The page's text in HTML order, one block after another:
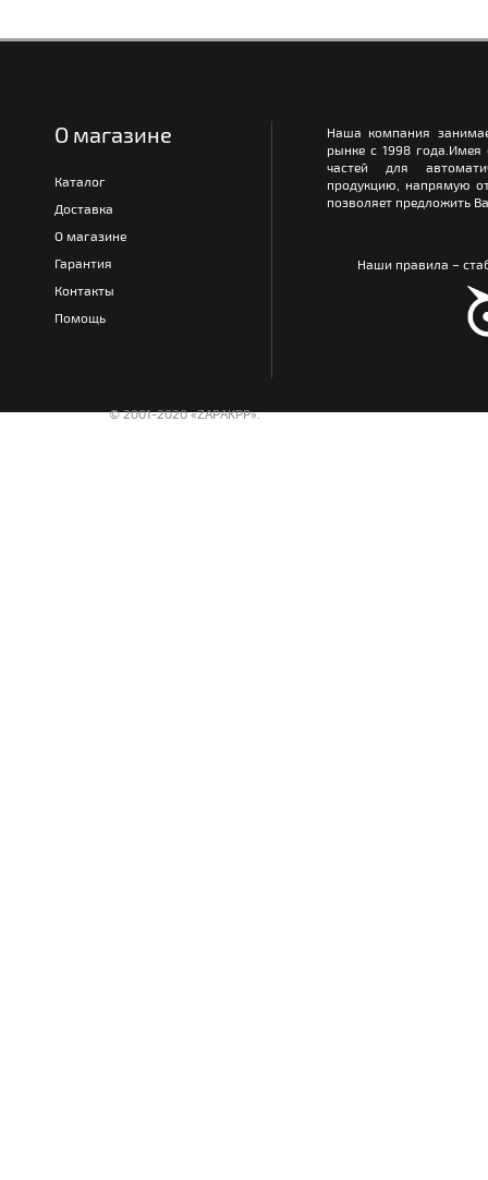
О магазине
Каталог
Доставка
О магазине
Гарантия
Контакты
Помощь
Наша компания
рынке с 1998
частей для
продукцию, напрямую
позволяет предложить
Наши правила –
© 2001-2020 «ZAPAKPP».